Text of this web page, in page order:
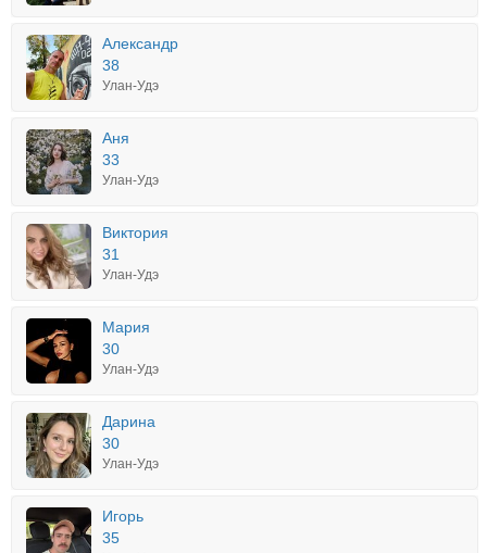
Александр
38
Улан-Удэ
Аня
33
Улан-Удэ
Виктория
31
Улан-Удэ
Мария
30
Улан-Удэ
Дарина
30
Улан-Удэ
Игорь
35